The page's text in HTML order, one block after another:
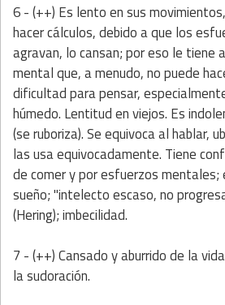
6 - (++) Es lento en sus
hacer cálculos, debido a que los
agravan, lo cansan; por eso le tiene
mental que, a menudo, no puede
dificultad para pensar,
húmedo. Lentitud en viejos. Es
(se ruboriza). Se equivoca al hablar,
las usa equivocadamente. Tiene
de comer y por esfuerzos mentales;
sueño; "intelecto escaso, no
(Hering); imbecilidad.
7 - (++) Cansado y aburrido de la
la sudoración.